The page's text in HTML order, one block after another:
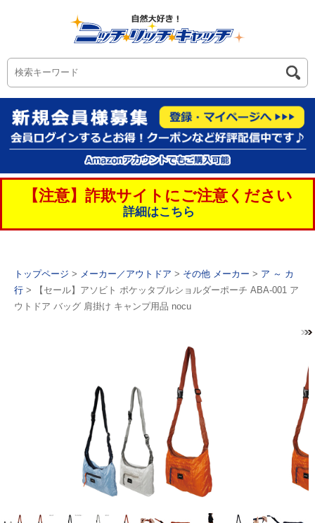
【注意】詐欺サイトにご注意ください
詳細はこちら
トップページ > メーカー／アウトドア > その他 メーカー > ア ～ カ
行 > 【セール】アソビト ポケッタブルショルダーポーチ ABA-001 ア
ウトドア バッグ 肩掛け キャンプ用品 nocu